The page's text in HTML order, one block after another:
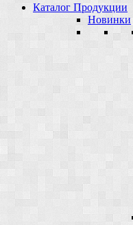
Каталог Продукции
Новинки